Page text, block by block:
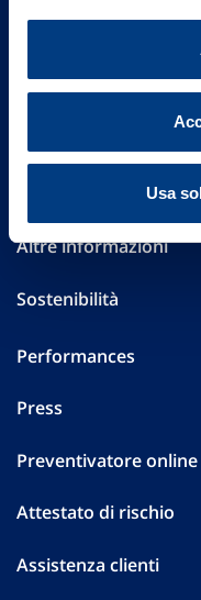
Usa
FAQ
Investor Relations
Altre informazioni
Sostenibilità
Performances
Press
Preventivatore online
Attestato di rischio
Assistenza clienti